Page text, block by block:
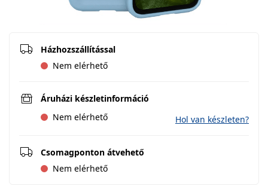
Házhozszállítással
Nem elérhető
Áruházi készletinformáció
Nem elérhető
Hol van készleten?
Csomagponton átvehető
Nem elérhető